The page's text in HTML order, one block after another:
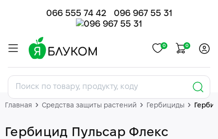
066 555 74 42 096 967 55 31
0 0
Главная Средства защиты растений Гербициды
Гербицид Пульсар Флекс